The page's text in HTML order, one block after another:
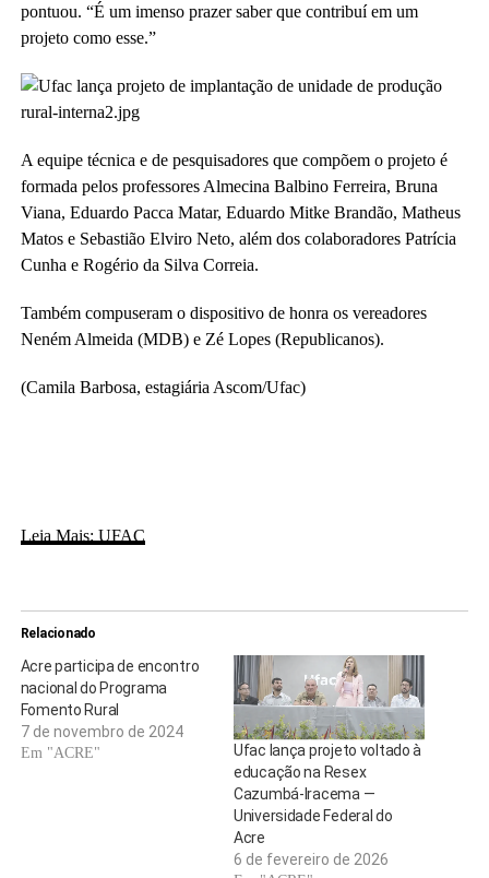
pontuou. “É um imenso prazer saber que contribuí em um
projeto como esse.”
A equipe técnica e de pesquisadores que compõem o projeto é
formada pelos professores Almecina Balbino Ferreira, Bruna
Viana, Eduardo Pacca Matar, Eduardo Mitke Brandão, Matheus
Matos e Sebastião Elviro Neto, além dos colaboradores Patrícia
Cunha e Rogério da Silva Correia.
Também compuseram o dispositivo de honra os vereadores
Neném Almeida (MDB) e Zé Lopes (Republicanos).
(Camila Barbosa, estagiária Ascom/Ufac)
Leia Mais: UFAC
Relacionado
Acre participa de encontro
nacional do Programa
Fomento Rural
7 de novembro de 2024
Em "ACRE"
Ufac lança projeto voltado à
educação na Resex
Cazumbá-Iracema —
Universidade Federal do
Acre
6 de fevereiro de 2026